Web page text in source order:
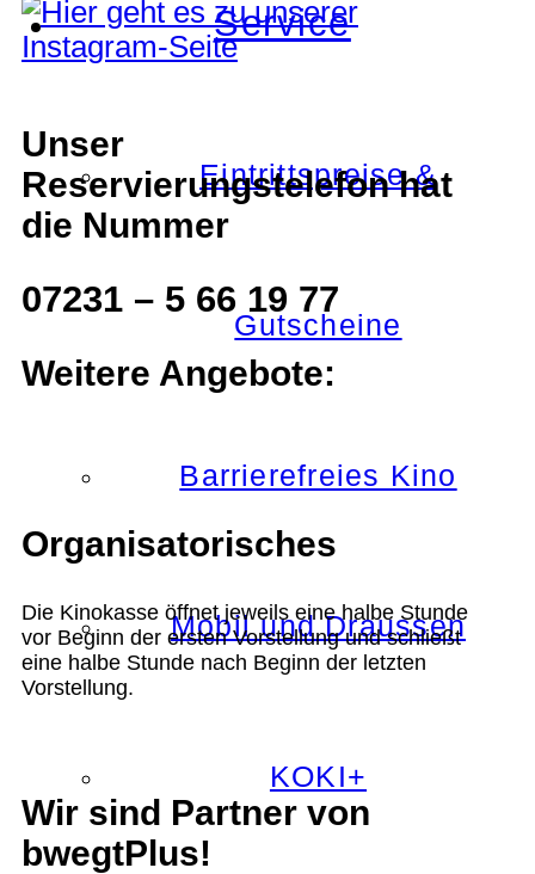
Service
Eintrittspreise &
Gutscheine
Barrierefreies Kino
Mobil und Draussen
KOKI+
Unser
Reservierungstelefon hat
die Nummer
07231 – 5 66 19 77
Weitere Angebote:
Organisatorisches
Die Kinokasse öffnet jeweils eine halbe Stunde
vor Beginn der ersten Vorstellung und schließt
eine halbe Stunde nach Beginn der letzten
Vorstellung.
Wir sind Partner von
bwegtPlus!